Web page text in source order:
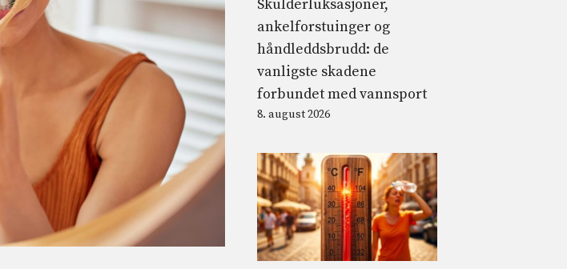
Skulderluksasjoner,
ankelforstuinger og
håndleddsbrudd: de
vanligste skadene
forbundet med vannsport
8. august 2026